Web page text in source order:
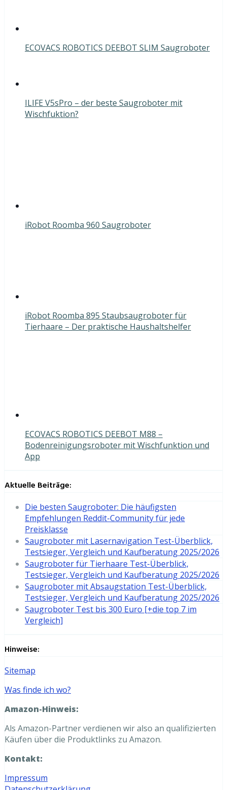
ECOVACS ROBOTICS DEEBOT SLIM Saugroboter
ILIFE V5sPro – der beste Saugroboter mit
Wischfuktion?
iRobot Roomba 960 Saugroboter
iRobot Roomba 895 Staubsaugroboter für
Tierhaare – Der praktische Haushaltshelfer
ECOVACS ROBOTICS DEEBOT M88 –
Bodenreinigungsroboter mit Wischfunktion und
App
Aktuelle Beiträge:
Die besten Saugroboter: Die häufigsten
Empfehlungen Reddit-Community für jede
Preisklasse
Saugroboter mit Lasernavigation Test-Überblick,
Testsieger, Vergleich und Kaufberatung 2025/2026
Saugroboter für Tierhaare Test-Überblick,
Testsieger, Vergleich und Kaufberatung 2025/2026
Saugroboter mit Absaugstation Test-Überblick,
Testsieger, Vergleich und Kaufberatung 2025/2026
Saugroboter Test bis 300 Euro [+die top 7 im
Vergleich]
Hinweise:
Sitemap
Was finde ich wo?
Amazon-Hinweis:
Als Amazon-Partner verdienen wir also an qualifizierten
Käufen über die Produktlinks zu Amazon.
Kontakt:
Impressum